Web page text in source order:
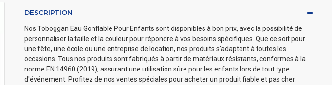
DESCRIPTION
Nos Toboggan Eau Gonflable Pour Enfants sont disponibles à bon prix, avec la possibilité de
personnaliser la taille et la couleur pour répondre à vos besoins spécifiques. Que ce soit pour
une fête, une école ou une entreprise de location, nos produits s'adaptent à toutes les
occasions. Tous nos produits sont fabriqués à partir de matériaux résistants, conformes à la
norme EN 14960 (2019), assurant une utilisation sûre pour les enfants lors de tout type
d'événement. Profitez de nos ventes spéciales pour acheter un produit fiable et pas cher,